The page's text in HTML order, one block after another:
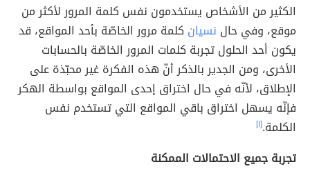
الكثير من الأشخاص يستخدمون نفس كلمة المرور لأكثر من
موقع، وفي حال نسيان كلمة مرور الخاصّة بأحد المواقع، قد
يكون أحد الحلول تجربة كلمات المرور الخاصّة بالحسابات
الأخرى، ومن الجدير بالذكر أنّ هذه الفكرة غير محبّذة على
الإطلاق، لأنّه في حال اختراق إحدى المواقع بواسطة الهكر
فإنّه يسهل اختراق باقي المواقع التي تستخدم نفس
الكلمة.[١]
تجربة جميع الاحتمالات الممكنة